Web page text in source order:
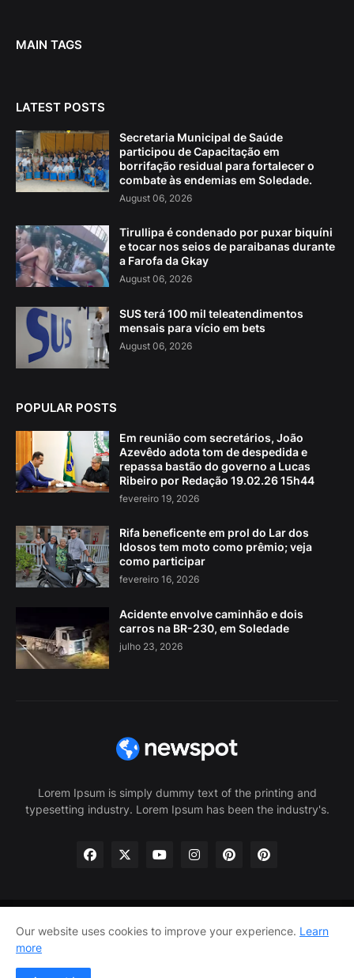
MAIN TAGS
LATEST POSTS
Secretaria Municipal de Saúde
participou de Capacitação em
borrifação residual para fortalecer o
combate às endemias em Soledade.
August 06, 2026
Tirullipa é condenado por puxar biquíni
e tocar nos seios de paraibanas durante
a Farofa da Gkay
August 06, 2026
SUS terá 100 mil teleatendimentos
mensais para vício em bets
August 06, 2026
POPULAR POSTS
Em reunião com secretários, João
Azevêdo adota tom de despedida e
repassa bastão do governo a Lucas
Ribeiro por Redação 19.02.26 15h44
fevereiro 19, 2026
Rifa beneficente em prol do Lar dos
Idosos tem moto como prêmio; veja
como participar
fevereiro 16, 2026
Acidente envolve caminhão e dois
carros na BR-230, em Soledade
julho 23, 2026
Lorem Ipsum is simply dummy text of the printing and
typesetting industry. Lorem Ipsum has been the industry's.
Home About Us Privacy Policy
Contact Us
Our website uses cookies to improve your experience. Learn
more